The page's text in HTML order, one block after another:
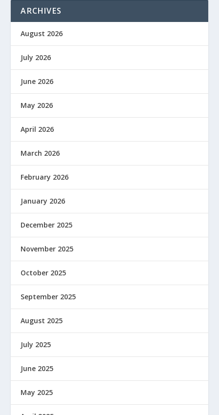
ARCHIVES
August 2026
July 2026
June 2026
May 2026
April 2026
March 2026
February 2026
January 2026
December 2025
November 2025
October 2025
September 2025
August 2025
July 2025
June 2025
May 2025